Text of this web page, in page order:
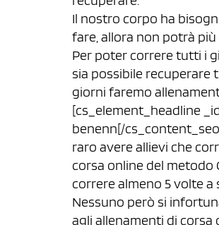
Il nostro corpo ha
fare, allora non potrà
Per poter correre tutti i
sia possibile recuperare
giorni faremo
[cs_element_headline
benenn[/
raro avere allievi che
corsa online del metodo
correre almeno 5 volte a
Nessuno però si
agli allenamenti di corsa